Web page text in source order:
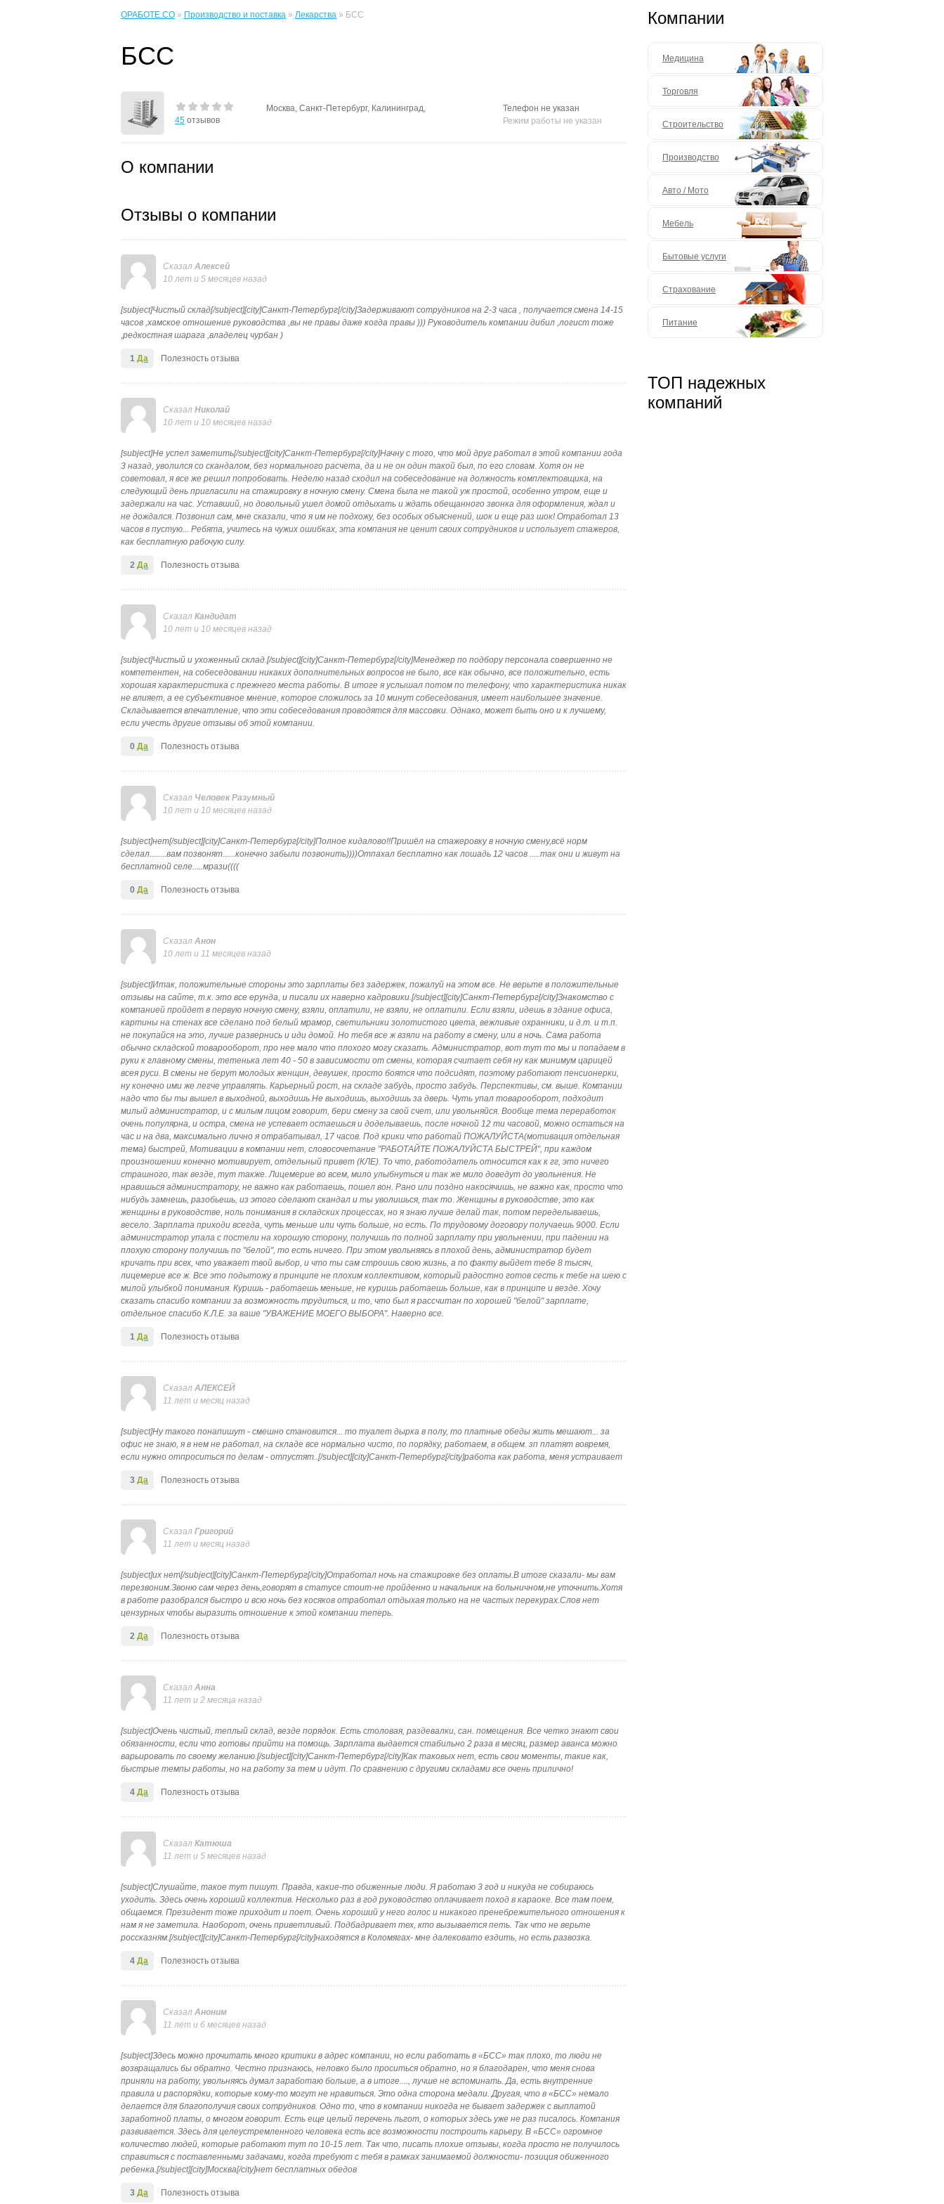
ОРАБОТЕ.CO » Производство и поставка » Лекарства » БСС
БСС
45 отзывов
Москва, Санкт-Петербург, Калининград,
Телефон не указан
Режим работы не указан
О компании
Отзывы о компании
Сказал Алексей
10 лет и 5 месяцев назад
[subject]Чистый склад[/subject][city]Санкт-Петербург[/city]Задерживают сотрудников на 2-3 часа , получается смена 14-15
часов ,хамское отношение руководства ,вы не правы даже когда правы ))) Руководитель компании дибил ,логист тоже
,редкостная шарага ,владелец чурбан )
Полезность отзыва
1 Да
Сказал Николай
10 лет и 10 месяцев назад
[subject]Не успел заметить[/subject][city]Санкт-Петербург[/city]Начну с того, что мой друг работал в этой компании года
3 назад, уволился со скандалом, без нормального расчета, да и не он один такой был, по его словам. Хотя он не
советовал, я все же решил попробовать. Неделю назад сходил на собеседование на должность комплектовщика, на
следующий день пригласили на стажировку в ночную смену. Смена была не такой уж простой, особенно утром, еще и
задержали на час. Уставший, но довольный ушел домой отдыхать и ждать обещанного звонка для оформления, ждал и
не дождался. Позвонил сам, мне сказали, что я им не подхожу, без особых объяснений, шок и еще раз шок! Отработал 13
часов в пустую... Ребята, учитесь на чужих ошибках, эта компания не ценит своих сотрудников и использует стажеров,
как бесплатную рабочую силу.
Полезность отзыва
2 Да
Сказал Кандидат
10 лет и 10 месяцев назад
[subject]Чистый и ухоженный склад.[/subject][city]Санкт-Петербург[/city]Менеджер по подбору персонала совершенно не
компетентен, на собеседовании никаких дополнительных вопросов не было, все как обычно, все положительно, есть
хорошая характеристика с прежнего места работы. В итоге я услышал потом по телефону, что характеристика никак
не влияет, а ее субъективное мнение, которое сложилось за 10 минут собеседования, имеет наибольшее значение.
Складывается впечатление, что эти собеседования проводятся для массовки. Однако, может быть оно и к лучшему,
если учесть другие отзывы об этой компании.
Полезность отзыва
0 Да
Сказал Человек Разумный
10 лет и 10 месяцев назад
[subject]нет[/subject][city]Санкт-Петербург[/city]Полное кидалово!!Пришёл на стажеровку в ночную смену,всё норм
сделал........вам позвонят......конечно забыли позвонить))))Отпахал бесплатно как лошадь 12 часов .....так они и живут на
бесплатной селе.....мрази((((
Полезность отзыва
0 Да
Сказал Анон
10 лет и 11 месяцев назад
[subject]Итак, положительные стороны это зарплаты без задержек, пожалуй на этом все. Не верьте в положительные
отзывы на сайте, т.к. это все ерунда, и писали их наверно кадровики.[/subject][city]Санкт-Петербург[/city]Знакомство с
компанией пройдет в первую ночную смену, взяли, оплатили, не взяли, не оплатили. Если взяли, идешь в здание офиса,
картины на стенах все сделано под белый мрамор, светильники золотистого цвета, вежливые охранники, и д.т. и т.п.
не покупайся на это, лучше развернись и иди домой. Но тебя все ж взяли на работу в смену, или в ночь. Сама работа
обычно складской товарооборот, про нее мало что плохого могу сказать. Администратор, вот тут то мы и попадаем в
руки к главному смены, тетенька лет 40 - 50 в зависимости от смены, которая считает себя ну как минимум царицей
всея руси. В смены не берут молодых женщин, девушек, просто боятся что подсидят, поэтому работают пенсионерки,
ну конечно ими же легче управлять. Карьерный рост, на складе забудь, просто забудь. Перспективы, см. выше. Компании
надо что бы ты вышел в выходной, выходишь.Не выходишь, выходишь за дверь. Чуть упал товарооборот, подходит
милый администратор, и с милым лицом говорит, бери смену за свой счет, или увольняйся. Вообще тема переработок
очень популярна, и остра, смена не успевает остаешься и доделываешь, после ночной 12 ти часовой, можно остаться на
час и на два, максимально лично я отрабатывал, 17 часов. Под крики что работай ПОЖАЛУЙСТА(мотивация отдельная
тема) быстрей, Мотивации в компании нет, словосочетание "РАБОТАЙТЕ ПОЖАЛУЙСТА БЫСТРЕЙ", при каждом
произношении конечно мотивирует, отдельный привет (КЛЕ). То что, работодатель относится как к гг, это ничего
страшного, так везде, тут также. Лицемерие во всем, мило улыбнуться и так же мило доведут до увольнения. Не
нравишься администратору, не важно как работаешь, пошел вон. Рано или поздно накосячишь, не важно как, просто что
нибудь замнешь, разобьешь, из этого сделают скандал и ты уволишься, так то. Женщины в руководстве, это как
женщины в руководстве, ноль понимания в складских процессах, но я знаю лучше делай так, потом переделываешь,
весело. Зарплата приходи всегда, чуть меньше или чуть больше, но есть. По трудовому договору получаешь 9000. Если
администратор упала с постели на хорошую сторону, получишь по полной зарплату при увольнении, при падении на
плохую сторону получишь по "белой", то есть ничего. При этом увольняясь в плохой день, администратор будет
кричать при всех, что уважает твой выбор, и что ты сам строишь свою жизнь, а по факту выйдет тебе 8 тысяч,
лицемерие все ж. Все это подытожу в принципе не плохим коллективом, который радостно готов сесть к тебе на шею с
милой улыбкой понимания. Куришь - работаешь меньше, не куришь работаешь больше, как в принципе и везде. Хочу
сказать спасибо компании за возможность трудиться, и то, что был я рассчитан по хорошей "белой" зарплате,
отдельное спасибо К.Л.Е. за ваше "УВАЖЕНИЕ МОЕГО ВЫБОРА". Наверно все.
Полезность отзыва
1 Да
Сказал АЛЕКСЕЙ
11 лет и месяц назад
[subject]Ну такого понапишут - смешно становится... то туалет дырка в полу, то платные обеды жить мешают... за
офис не знаю, я в нем не работал, на складе все нормально чисто, по порядку, работаем, в общем. зп платят вовремя,
если нужно отпроситься по делам - отпустят..[/subject][city]Санкт-Петербург[/city]работа как работа, меня устраивает
Полезность отзыва
3 Да
Сказал Григорий
11 лет и месяц назад
[subject]их нет[/subject][city]Санкт-Петербург[/city]Отработал ночь на стажировке без оплаты.В итоге сказали- мы вам
перезвоним.Звоню сам через день,говорят в статусе стоит-не пройденно и начальник на больничном,не уточнить.Хотя
в работе разобрался быстро и всю ночь без косяков отработал отдыхая только на не частых перекурах.Слов нет
цензурных чтобы выразить отношение к этой компании теперь.
Полезность отзыва
2 Да
Сказал Анна
11 лет и 2 месяца назад
[subject]Очень чистый, теплый склад, везде порядок. Есть столовая, раздевалки, сан. помещения. Все четко знают свои
обязанности, если что готовы прийти на помощь. Зарплата выдается стабильно 2 раза в месяц, размер аванса можно
варьировать по своему желанию.[/subject][city]Санкт-Петербург[/city]Как таковых нет, есть свои моменты, такие как,
быстрые темпы работы, но на работу за тем и идут. По сравнению с другими складами все очень прилично!
Полезность отзыва
4 Да
Сказал Катюша
11 лет и 5 месяцев назад
[subject]Слушайте, такое тут пишут. Правда, какие-то обиженные люди. Я работаю 3 год и никуда не собираюсь
уходить. Здесь очень хороший коллектив. Несколько раз в год руководство оплачивает поход в караоке. Все там поем,
общаемся. Президент тоже приходит и поет. Очень хороший у него голос и никакого пренебрежительного отношения к
нам я не заметила. Наоборот, очень приветливый. Подбадривает тех, кто вызывается петь. Так что не верьте
россказням.[/subject][city]Санкт-Петербург[/city]находятся в Коломягах- мне далековато ездить, но есть развозка.
Полезность отзыва
4 Да
Сказал Аноним
11 лет и 6 месяцев назад
[subject]Здесь можно прочитать много критики в адрес компании, но если работать в «БСС» так плохо, то люди не
возвращались бы обратно. Честно признаюсь, неловко было проситься обратно, но я благодарен, что меня снова
приняли на работу, увольняясь думал заработаю больше, а в итоге...., лучше не вспоминать. Да, есть внутренние
правила и распорядки, которые кому-то могут не нравиться. Это одна сторона медали. Другая, что в «БСС» немало
делается для благополучия своих сотрудников. Одно то, что в компании никогда не бывает задержек с выплатой
заработной платы, о многом говорит. Есть еще целый перечень льгот, о которых здесь уже не раз писалось. Компания
развивается. Здесь для целеустремленного человека есть все возможности построить карьеру. В «БСС» огромное
количество людей, которые работают тут по 10-15 лет. Так что, писать плохие отзывы, когда просто не получилось
справиться с поставленными задачами, когда требуют с тебя в рамках занимаемой должности- позиция обиженного
ребенка.[/subject][city]Москва[/city]нет бесплатных обедов
Полезность отзыва
3 Да
Компании
Медицина
Торговля
Строительство
Производство
Авто / Мото
Мебель
Бытовые услуги
Страхование
Питание
ТОП надежных
компаний